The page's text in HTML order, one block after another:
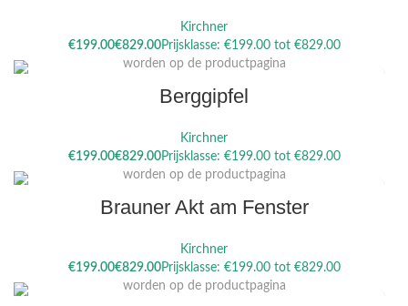
Kirchner
€
€
Dit product heeft meerdere variaties. Deze optie kan gekozen
worden op de productpagina
Berggipfel
Kirchner
€
€
Dit product heeft meerdere variaties. Deze optie kan gekozen
worden op de productpagina
Brauner Akt am Fenster
Kirchner
€
€
Dit product heeft meerdere variaties. Deze optie kan gekozen
worden op de productpagina